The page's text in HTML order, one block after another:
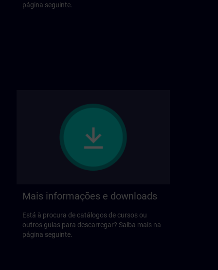
página seguinte.
Mais informações e downloads
Está à procura de catálogos de cursos ou
outros guias para descarregar? Saiba mais na
página seguinte.